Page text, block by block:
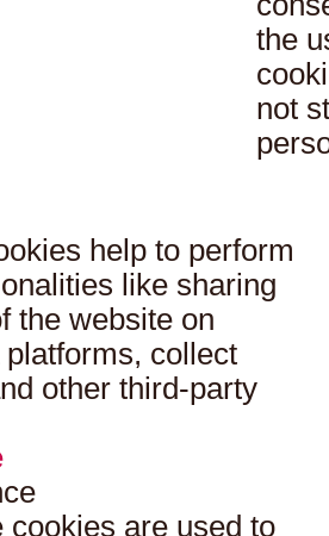
the
not
help to perform
like sharing
the website on
collect
other third-party
cookies are used to